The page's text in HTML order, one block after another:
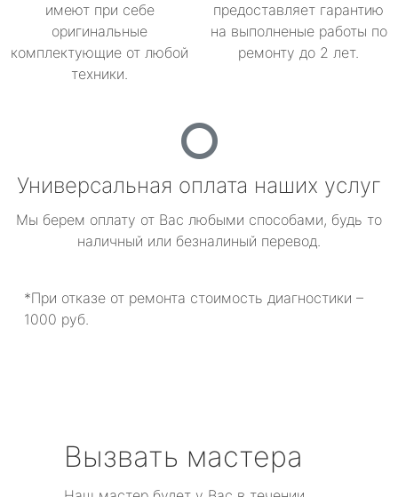
имеют при себе
оригинальные
комплектующие от любой
техники.
предоставляет гарантию
на выполненые работы по
ремонту до 2 лет.
Универсальная оплата наших услуг
Мы берем оплату от Вас любыми способами, будь то
наличный или безналиный перевод.
*При отказе от ремонта стоимость диагностики –
1000 руб.
Вызвать мастера